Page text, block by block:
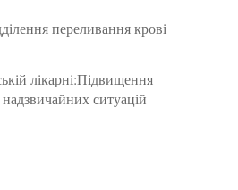
переливання крові
лікарні:Підвищення
надзвичайних ситуацій